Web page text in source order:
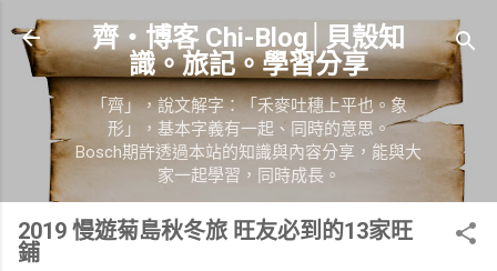
跳到主要內容
齊‧博客 Chi-Blog│貝殼知
識。旅記。學習分享
「齊」，說文解字：「禾麥吐穗上平也。象
形」，基本字義有一起、同時的意思。
Bosch期許透過本站的知識與內容分享，能與大
家一起學習，同時成長。
2019 慢遊菊島秋冬旅 旺友必到的13家旺
鋪